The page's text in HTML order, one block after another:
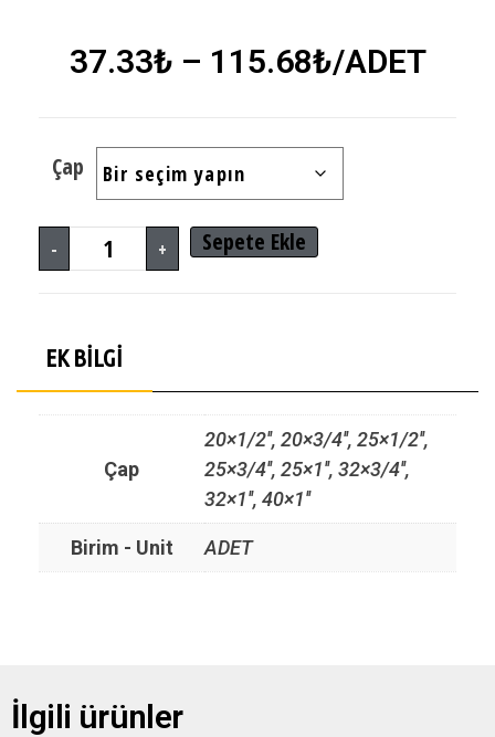
37.33₺ – 115.68₺/ADET
Çap
- + Sepete Ekle
EK BILGI
Çap
20×1/2'', 20×3/4'', 25×1/2'',
25×3/4'', 25×1'', 32×3/4'',
32×1'', 40×1''
Birim - Unit ADET
İlgili ürünler